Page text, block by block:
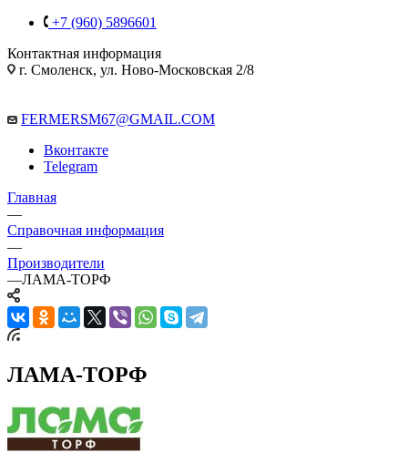
+7 (960) 5896601
Контактная информация
г. Смоленск, ул. Ново-Московская 2/8
FERMERSM67@GMAIL.COM
Вконтакте
Telegram
Главная
—
Справочная информация
—
Производители
—ЛАМА-ТОРФ
ЛАМА-ТОРФ